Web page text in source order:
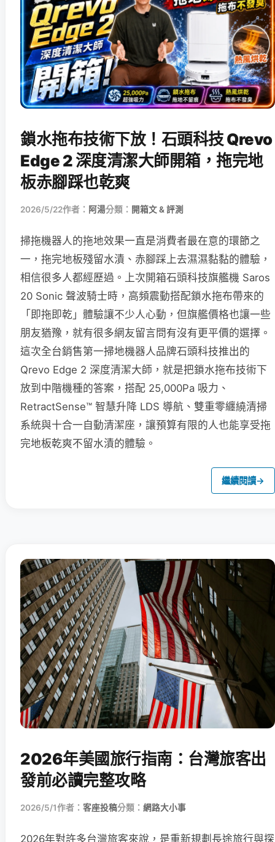
鎖水拖布技術下放！石頭科技 Qrevo
Edge 2 深度清潔大師開箱，拖完地
板赤腳踩也乾爽
2026/5/22作者： 阿湯分類： 開箱文 & 評測
掃拖機器人的拖地效果一直是消費者最在意的環節之
一，拖完地板殘留水漬、赤腳踩上去濕濕黏黏的體驗，
相信很多人都經歷過。上次開箱石頭科技旗艦機 Saros
20 Sonic 聲波騎士時，高頻震動搭配鎖水拖布帶來的
「即拖即乾」體驗讓不少人心動，但旗艦價格也讓一些
朋友猶豫，就有很多網友留言問有沒有更平價的選擇。
這次全台銷售第一掃地機器人品牌石頭科技推出的
Qrevo Edge 2 深度清潔大師，就是把鎖水拖布技術下
放到中階機種的答案，搭配 25,000Pa 吸力、
RetractSense™ 智慧升降 LDS 導航、雙重零纏繞清掃
系統與十合一自動清潔座，讓預算有限的人也能享受拖
完地板乾爽不留水漬的體驗。
繼續閱讀→
2026年美國旅行指南：台灣旅客出
發前必讀完整攻略
2026/5/1作者： 客座投稿分類： 網路大小事
2026年對許多台灣旅客來說，是重新規劃長途旅行與探